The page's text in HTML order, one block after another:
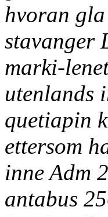
hvoran
stavanger
marki-
utenlands
quetiapin
ettersom
inne Adm
antabus